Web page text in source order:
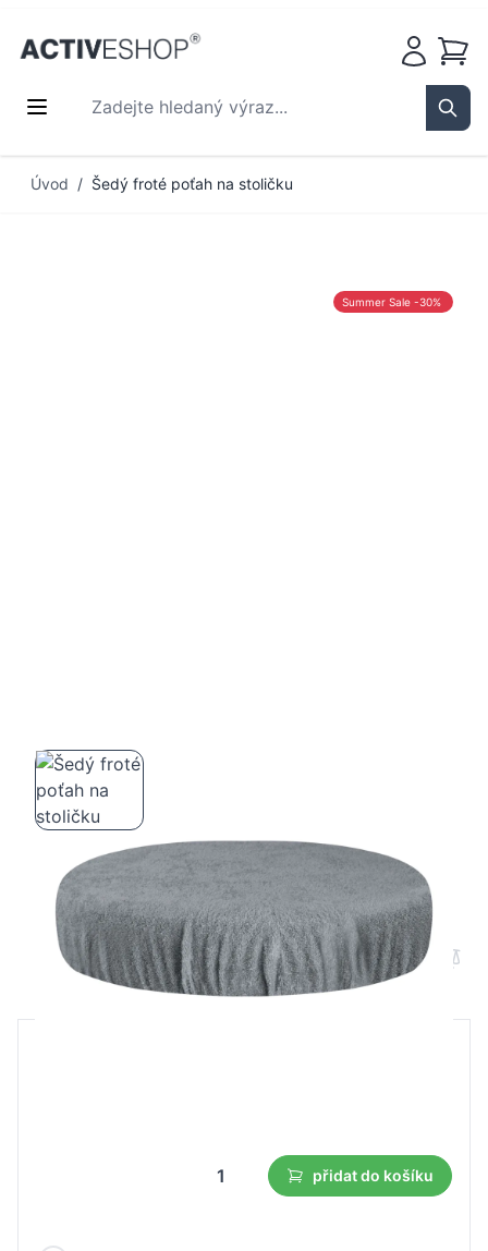
Zadejte hledaný výraz...
Košík
Úvod / Šedý froté poťah na stoličku
Summer Sale -30%
Šedý froté poťah na stoličku
B2B cena Maloobchodní cena
přidat do košíku